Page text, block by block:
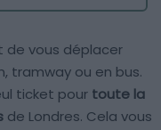
de vous déplacer
tramway ou en bus.
ticket pour toute la
de Londres. Cela vous